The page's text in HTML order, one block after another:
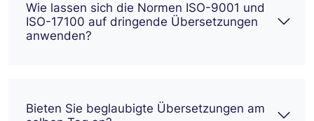
Wie lassen sich die Normen ISO-9001 und
ISO-17100 auf dringende Übersetzungen
anwenden?
Bieten Sie beglaubigte Übersetzungen am